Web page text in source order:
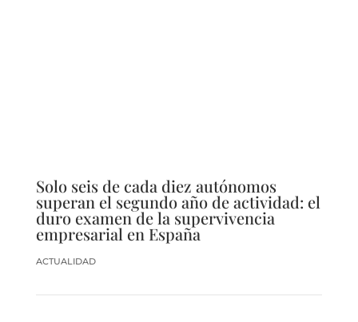
Solo seis de cada diez autónomos
superan el segundo año de actividad: el
duro examen de la supervivencia
empresarial en España
ACTUALIDAD